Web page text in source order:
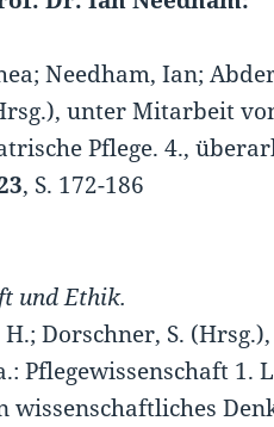
Needham, Ian;
unter Mitarbeit
Pflege. 4.,
, S. 172-186
und Ethik.
Dorschner, S.
Pflegewissenschaft 1.